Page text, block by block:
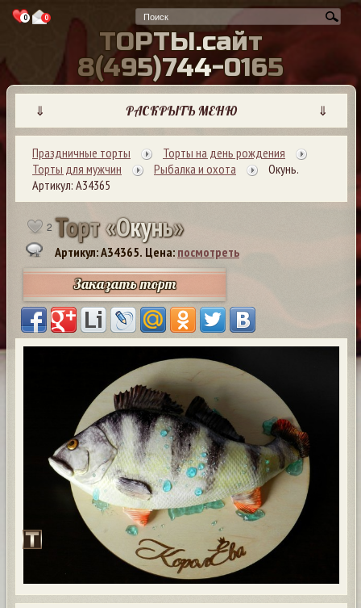
0 0
ТОРТЫ.сайт
8(495)744-0165
⇓ РАСКРЫТЬ МЕНЮ ⇓
Праздничные торты
Торты на день рождения
Торты для мужчин
Рыбалка и охота
Окунь.
Артикул: А34365
2 Торт«Окунь»
Артикул: A34365. Цена: посмотреть
Заказать торт